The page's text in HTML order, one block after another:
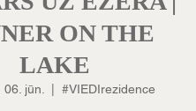
ON THE
LAKE
jūn. #VIEDIrezidence